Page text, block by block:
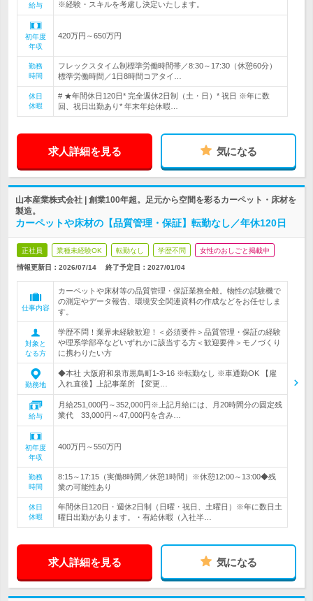
給与 ※経験・スキルを考慮し決定いたします。
初年度
年収
420万円～650万円
勤務
時間
フレックスタイム制標準労働時間帯／8:30～17:30（休憩60分）
標準労働時間／1日8時間コアタイ…
休日
休暇
# ★年間休日120日* 完全週休2日制（土・日）* 祝日 ※年に数
回、祝日出勤あり* 年末年始休暇…
求人詳細を見る 気になる
山本産業株式会社 | 創業100年超。足元から空間を彩るカーペット・床材を
製造。
カーペットや床材の【品質管理・保証】転勤なし／年休120日
正社員 業種未経験OK 転勤なし 学歴不問 女性のおしごと掲載中
情報更新日：2026/07/14 終了予定日： 2027/01/04
仕事内容
カーペットや床材等の品質管理・保証業務全般。物性の試験機で
の測定やデータ報告、環境安全関連資料の作成などをお任せしま
す。
対象と
なる方
学歴不問！業界未経験歓迎！＜必須要件＞品質管理・保証の経験
や理系学部卒などいずれかに該当する方＜歓迎要件＞モノづくり
に携わりたい方
勤務地
◆本社 大阪府和泉市黒鳥町1-3-16 ※転勤なし ※車通勤OK 【雇
入れ直後】上記事業所 【変更…
給与
月給251,000円～352,000円※上記月給には、月20時間分の固定残
業代 33,000円～47,000円を含み…
初年度
年収
400万円～550万円
勤務
時間
8:15～17:15（実働8時間／休憩1時間）※休憩12:00～13:00◆残
業の可能性あり
休日
休暇
年間休日120日・週休2日制（日曜・祝日、土曜日）※年に数日土
曜日出勤があります。・有給休暇（入社半…
求人詳細を見る 気になる